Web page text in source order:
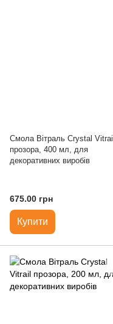
Смола Вітраль Crystal Vitrail
прозора, 400 мл, для
декоративних виробів
675.00 грн
Купити